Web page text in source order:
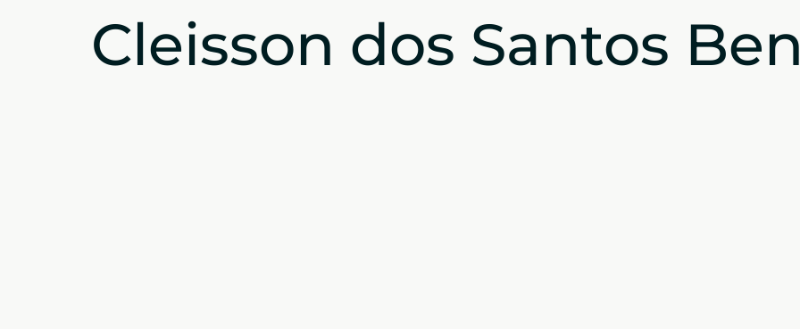
Cleisson dos Santos